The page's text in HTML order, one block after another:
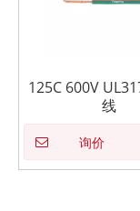
125C 600V
线
询价